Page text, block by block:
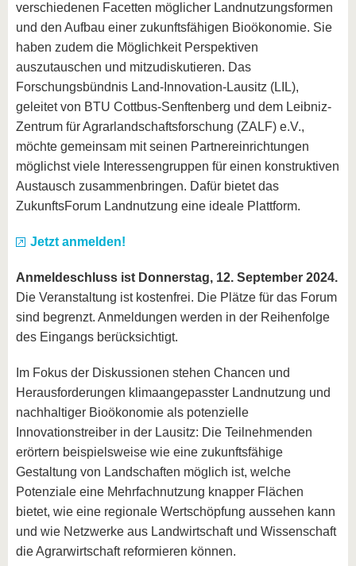
verschiedenen Facetten möglicher Landnutzungsformen
und den Aufbau einer zukunftsfähigen Bioökonomie. Sie
haben zudem die Möglichkeit Perspektiven
auszutauschen und mitzudiskutieren. Das
Forschungsbündnis Land-Innovation-Lausitz (LIL),
geleitet von BTU Cottbus-Senftenberg und dem Leibniz-
Zentrum für Agrarlandschaftsforschung (ZALF) e.V.,
möchte gemeinsam mit seinen Partnereinrichtungen
möglichst viele Interessengruppen für einen konstruktiven
Austausch zusammenbringen. Dafür bietet das
ZukunftsForum Landnutzung eine ideale Plattform.
Jetzt anmelden!
Anmeldeschluss ist Donnerstag, 12. September 2024.
Die Veranstaltung ist kostenfrei. Die Plätze für das Forum
sind begrenzt. Anmeldungen werden in der Reihenfolge
des Eingangs berücksichtigt.
Im Fokus der Diskussionen stehen Chancen und
Herausforderungen klimaangepasster Landnutzung und
nachhaltiger Bioökonomie als potenzielle
Innovationstreiber in der Lausitz: Die Teilnehmenden
erörtern beispielsweise wie eine zukunftsfähige
Gestaltung von Landschaften möglich ist, welche
Potenziale eine Mehrfachnutzung knapper Flächen
bietet, wie eine regionale Wertschöpfung aussehen kann
und wie Netzwerke aus Landwirtschaft und Wissenschaft
die Agrarwirtschaft reformieren können.